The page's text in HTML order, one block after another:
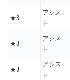
★3
アシス
ト
★3
アシス
ト
★3
アシス
ト